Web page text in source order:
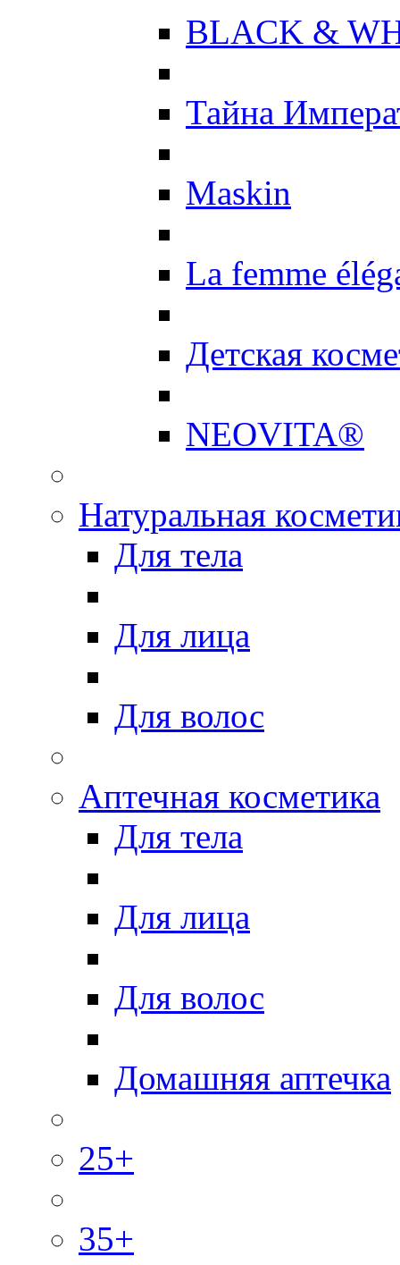
BLACK &
Тайна
Maskin
La femme
Детская
NEOVITA®
Натуральная
Для тела
Для лица
Для волос
Аптечная косметика
Для тела
Для лица
Для волос
Домашняя аптечка
25+
35+